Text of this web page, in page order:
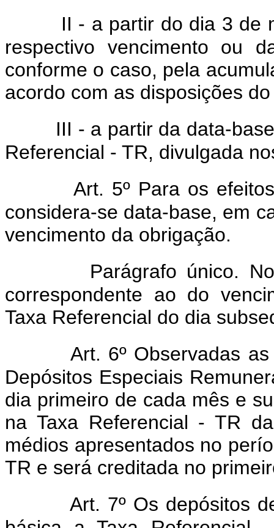
II - a partir do dia 3 de
respectivo vencimento ou
conforme o caso, pela
acordo com as disposições
III - a partir da data-
Referencial - TR, divulgada
Art. 5º Para os
considera-se data-base, em
vencimento da obrigação.
Parágrafo único.
correspondente ao do
Taxa Referencial do dia
Art. 6º Observadas
Depósitos Especiais
dia primeiro de cada mês e
na Taxa Referencial - TR
médios apresentados no
TR e será creditada no
Art. 7º Os depósitos